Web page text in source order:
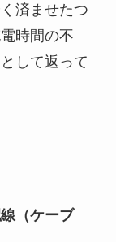
済ませたつ
時間の不
して返って
（ケーブ